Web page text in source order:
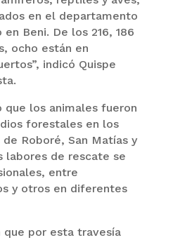
en el departamento
Beni. De los 216, 186
ocho están en
indicó Quispe
que los animales fueron
forestales en los
Roboré, San Matías y
labores de rescate se
entre
y otros en diferentes
que por esta travesía